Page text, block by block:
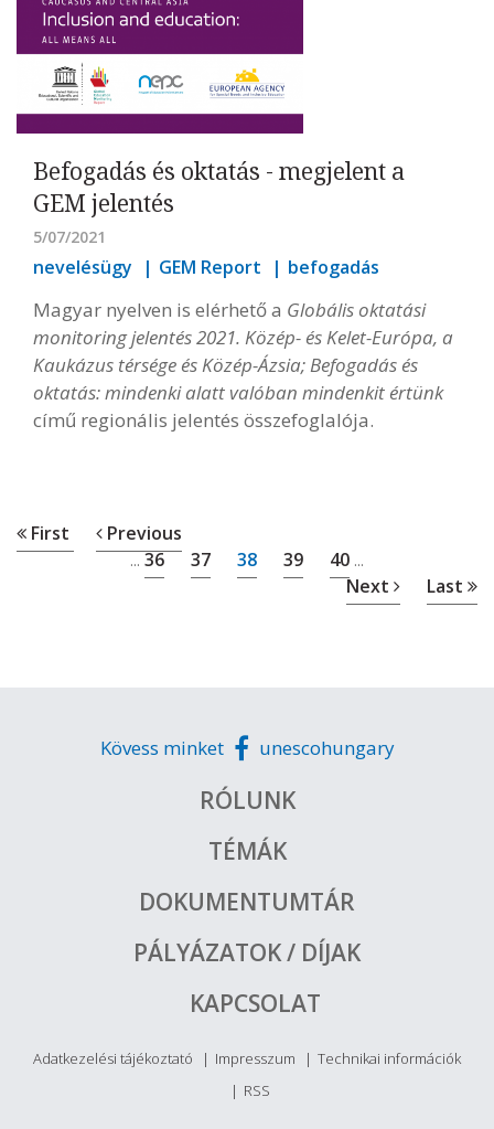
Befogadás és oktatás - megjelent a
GEM jelentés
5/07/2021
nevelésügy GEM Report befogadás
Magyar nyelven is elérhető a Globális oktatási
monitoring jelentés 2021. Közép- és Kelet-Európa, a
Kaukázus térsége és Közép-Ázsia; Befogadás és
oktatás: mindenki alatt valóban mindenkit értünk
című regionális jelentés összefoglalója.
First Previous
... 36 37 38 39 40 ...
Next Last
Kövess minket unescohungary
RÓLUNK
TÉMÁK
DOKUMENTUMTÁR
PÁLYÁZATOK / DÍJAK
KAPCSOLAT
Adatkezelési tájékoztató Impresszum
Technikai információk
RSS